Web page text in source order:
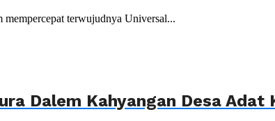
mempercepat terwujudnya Universal...
Dalem Kahyangan Desa Adat